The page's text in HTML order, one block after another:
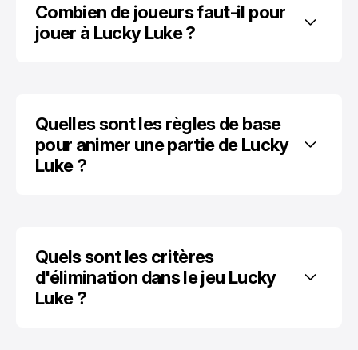
Combien de joueurs faut-il pour
jouer à Lucky Luke ?
Quelles sont les règles de base
pour animer une partie de Lucky
Luke ?
Quels sont les critères
d'élimination dans le jeu Lucky
Luke ?